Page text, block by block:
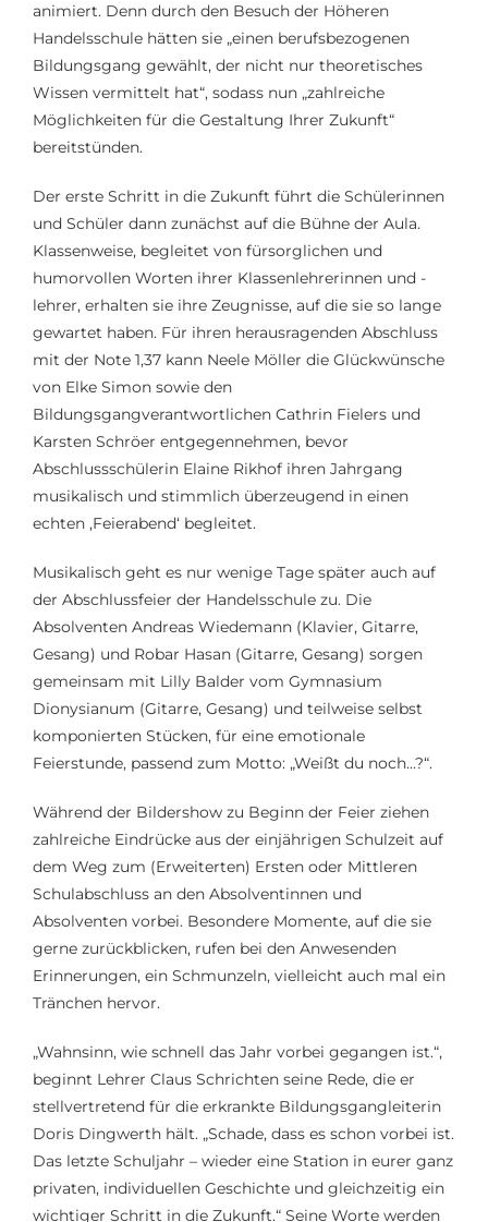
animiert. Denn durch den Besuch der Höheren
Handelsschule hätten sie „einen berufsbezogenen
Bildungsgang gewählt, der nicht nur theoretisches
Wissen vermittelt hat“, sodass nun „zahlreiche
Möglichkeiten für die Gestaltung Ihrer Zukunft“
bereitstünden.
Der erste Schritt in die Zukunft führt die Schülerinnen
und Schüler dann zunächst auf die Bühne der Aula.
Klassenweise, begleitet von fürsorglichen und
humorvollen Worten ihrer Klassenlehrerinnen und -
lehrer, erhalten sie ihre Zeugnisse, auf die sie so lange
gewartet haben. Für ihren herausragenden Abschluss
mit der Note 1,37 kann Neele Möller die Glückwünsche
von Elke Simon sowie den
Bildungsgangverantwortlichen Cathrin Fielers und
Karsten Schröer entgegennehmen, bevor
Abschlussschülerin Elaine Rikhof ihren Jahrgang
musikalisch und stimmlich überzeugend in einen
echten ‚Feierabend‘ begleitet.
Musikalisch geht es nur wenige Tage später auch auf
der Abschlussfeier der Handelsschule zu. Die
Absolventen Andreas Wiedemann (Klavier, Gitarre,
Gesang) und Robar Hasan (Gitarre, Gesang) sorgen
gemeinsam mit Lilly Balder vom Gymnasium
Dionysianum (Gitarre, Gesang) und teilweise selbst
komponierten Stücken, für eine emotionale
Feierstunde, passend zum Motto: „Weißt du noch…?“.
Während der Bildershow zu Beginn der Feier ziehen
zahlreiche Eindrücke aus der einjährigen Schulzeit auf
dem Weg zum (Erweiterten) Ersten oder Mittleren
Schulabschluss an den Absolventinnen und
Absolventen vorbei. Besondere Momente, auf die sie
gerne zurückblicken, rufen bei den Anwesenden
Erinnerungen, ein Schmunzeln, vielleicht auch mal ein
Tränchen hervor.
„Wahnsinn, wie schnell das Jahr vorbei gegangen ist.“,
beginnt Lehrer Claus Schrichten seine Rede, die er
stellvertretend für die erkrankte Bildungsgangleiterin
Doris Dingwerth hält. „Schade, dass es schon vorbei ist.
Das letzte Schuljahr – wieder eine Station in eurer ganz
privaten, individuellen Geschichte und gleichzeitig ein
wichtiger Schritt in die Zukunft.“ Seine Worte werden